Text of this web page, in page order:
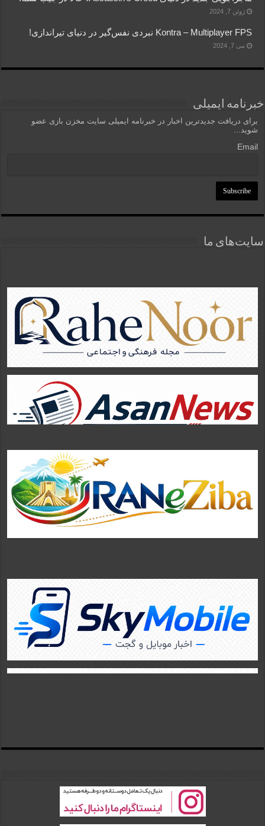
ژوئن 7, 2024
Kontra – Multiplayer FPS نبردی نفس‌گیر در دنیای تیراندازی!
می 7, 2024
خبرنامه ایمیلی
برای دریافت جدیدترین اخبار در خبرنامه ایمیلی سایت مخزن بازی عضو
شوید...
Email
سایت‌های ما